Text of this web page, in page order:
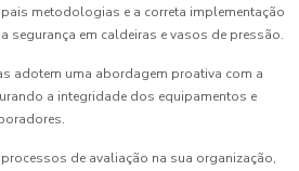
metodologias e a correta implementação
segurança em caldeiras e vasos de pressão.
adotem uma abordagem proativa com a
a integridade dos equipamentos e
de avaliação na sua organização,